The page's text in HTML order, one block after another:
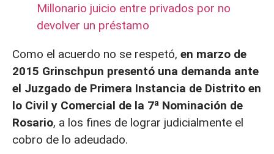
Millonario juicio entre privados por no
devolver un préstamo
Como el acuerdo no se respetó, en marzo de
2015 Grinschpun presentó una demanda ante
el Juzgado de Primera Instancia de Distrito en
lo Civil y Comercial de la 7ª Nominación de
Rosario, a los fines de lograr judicialmente el
cobro de lo adeudado.